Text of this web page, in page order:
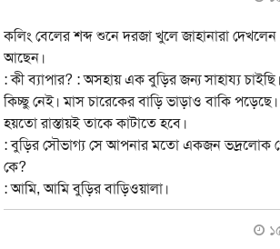
কলিং বেলের শব্দ শুনে দরজা খুলে জাহানারা
আছেন।
: কী ব্যাপার? : অসহায় এক বুড়ির জন্য সাহায্য
কিচ্ছু নেই। মাস চারেকের বাড়ি ভাড়াও বাকি
হয়তো রাস্তায়ই তাকে কাটাতে হবে।
: বুড়ির সৌভাগ্য সে আপনার মতো একজন ভদ্রলোক
কে?
: আমি, আমি বুড়ির বাড়িওয়ালা।